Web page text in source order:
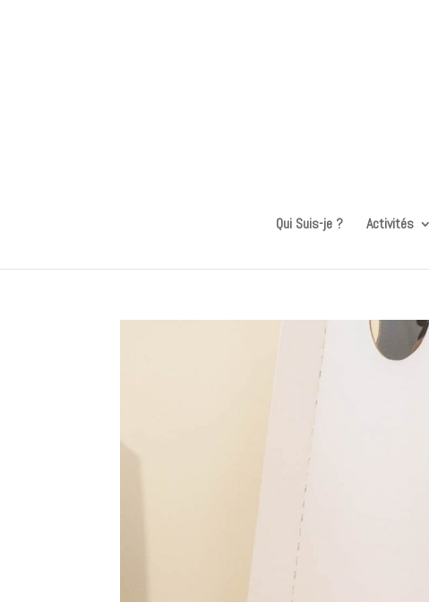
Qui Suis-je ? Activités